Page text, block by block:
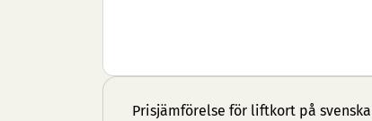
Prisjämförelse för liftkort på